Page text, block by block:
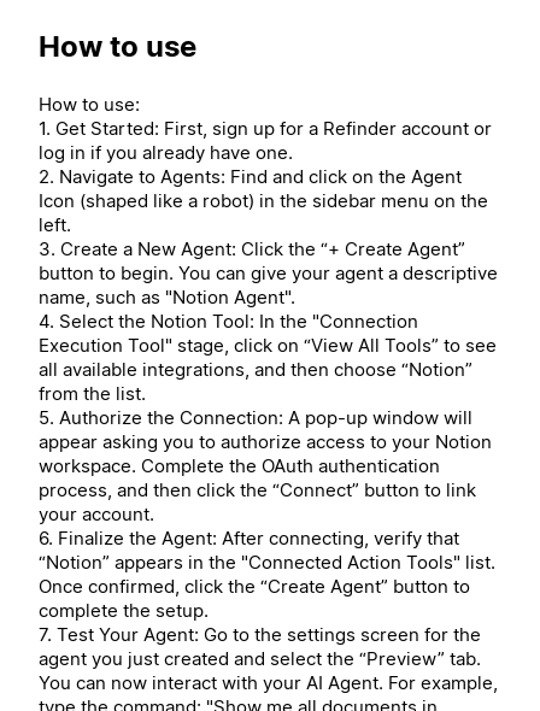
How to use
How to use:
1. Get Started: First, sign up for a Refinder account or
log in if you already have one.
2. Navigate to Agents: Find and click on the Agent
Icon (shaped like a robot) in the sidebar menu on the
left.
3. Create a New Agent: Click the “+ Create Agent”
button to begin. You can give your agent a descriptive
name, such as "Notion Agent".
4. Select the Notion Tool: In the "Connection
Execution Tool" stage, click on “View All Tools” to see
all available integrations, and then choose “Notion”
from the list.
5. Authorize the Connection: A pop-up window will
appear asking you to authorize access to your Notion
workspace. Complete the OAuth authentication
process, and then click the “Connect” button to link
your account.
6. Finalize the Agent: After connecting, verify that
“Notion” appears in the "Connected Action Tools" list.
Once confirmed, click the “Create Agent” button to
complete the setup.
7. Test Your Agent: Go to the settings screen for the
agent you just created and select the “Preview” tab.
You can now interact with your AI Agent. For example,
type the command: "Show me all documents in